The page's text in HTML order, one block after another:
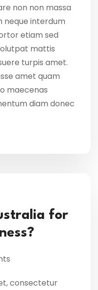
non non massa
neque interdum
etiam sed
mattis
turpis amet.
amet quam
maecenas
diam donec
for
consectetur